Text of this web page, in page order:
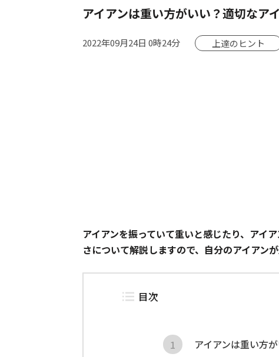
アイアンは重い方がいい？適切なア
2022年09月24日 0時24分 上達のヒント
アイアンを振っていて重いと感じたり、アイ
さについて解説しますので、自分のアイアン
目次
アイアンは重い方